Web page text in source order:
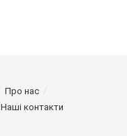
Про нас
Наші контакти